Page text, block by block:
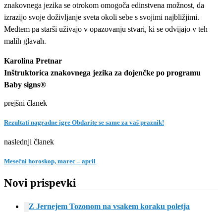
znakovnega jezika se otrokom omogoča edinstvena možnost, da
izrazijo svoje doživljanje sveta okoli sebe s svojimi najbližjimi.
Medtem pa starši uživajo v opazovanju stvari, ki se odvijajo v teh
malih glavah.
Karolina Pretnar
Inštruktorica znakovnega jezika za dojenčke po programu
Baby signs®
prejšni članek
Rezultati nagradne igre Obdarite se same za vaš praznik!
naslednji članek
Mesečni horoskop, marec – april
Novi prispevki
Z Jernejem Tozonom na vsakem koraku poletja